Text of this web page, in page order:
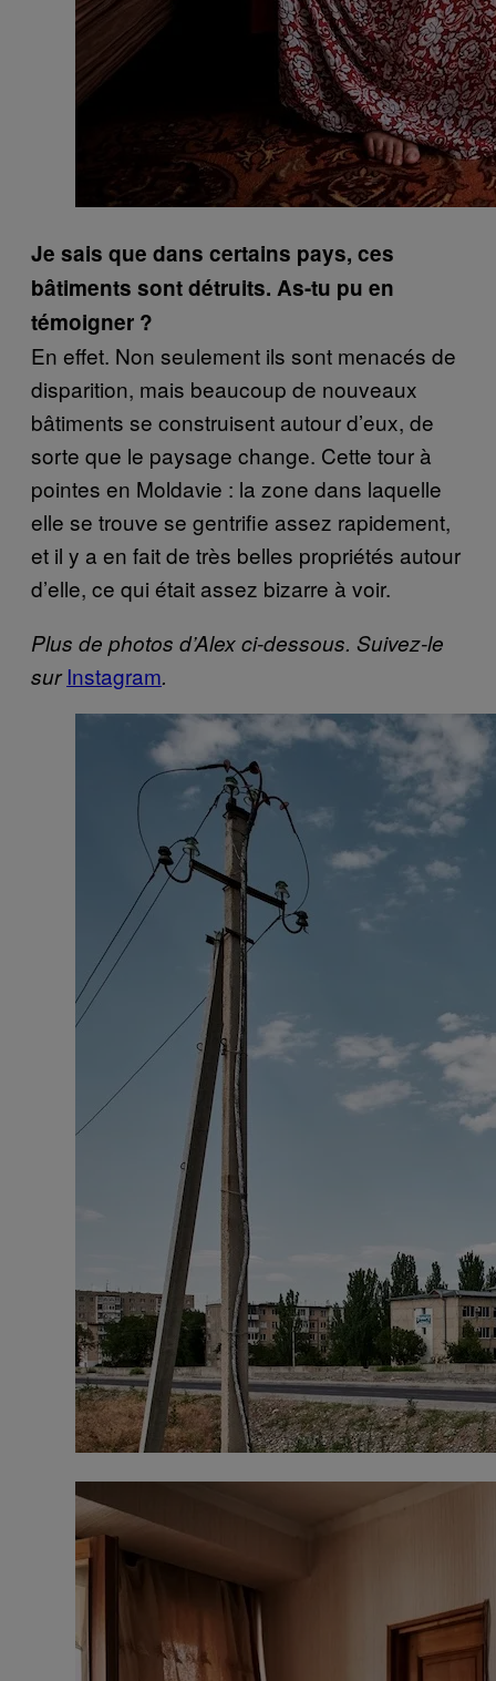
Je sais que dans certains pays, ces
bâtiments sont détruits. As-tu pu en
témoigner ?
En effet. Non seulement ils sont menacés de
disparition, mais beaucoup de nouveaux
bâtiments se construisent autour d’eux, de
sorte que le paysage change. Cette tour à
pointes en Moldavie : la zone dans laquelle
elle se trouve se gentrifie assez rapidement,
et il y a en fait de très belles propriétés autour
d’elle, ce qui était assez bizarre à voir.
Plus de photos d’Alex ci-dessous. Suivez-le
sur Instagram.